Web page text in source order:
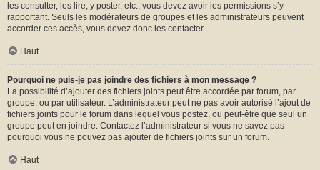
les consulter, les lire, y poster, etc., vous devez avoir les permissions s’y
rapportant. Seuls les modérateurs de groupes et les administrateurs peuvent
accorder ces accès, vous devez donc les contacter.
Haut
Pourquoi ne puis-je pas joindre des fichiers à mon message ?
La possibilité d’ajouter des fichiers joints peut être accordée par forum, par
groupe, ou par utilisateur. L’administrateur peut ne pas avoir autorisé l’ajout de
fichiers joints pour le forum dans lequel vous postez, ou peut-être que seul un
groupe peut en joindre. Contactez l’administrateur si vous ne savez pas
pourquoi vous ne pouvez pas ajouter de fichiers joints sur un forum.
Haut